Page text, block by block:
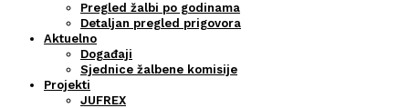
Pregled žalbi po godinama
Detaljan pregled prigovora
Aktuelno
Događaji
Sjednice žalbene komisije
Projekti
JUFREX